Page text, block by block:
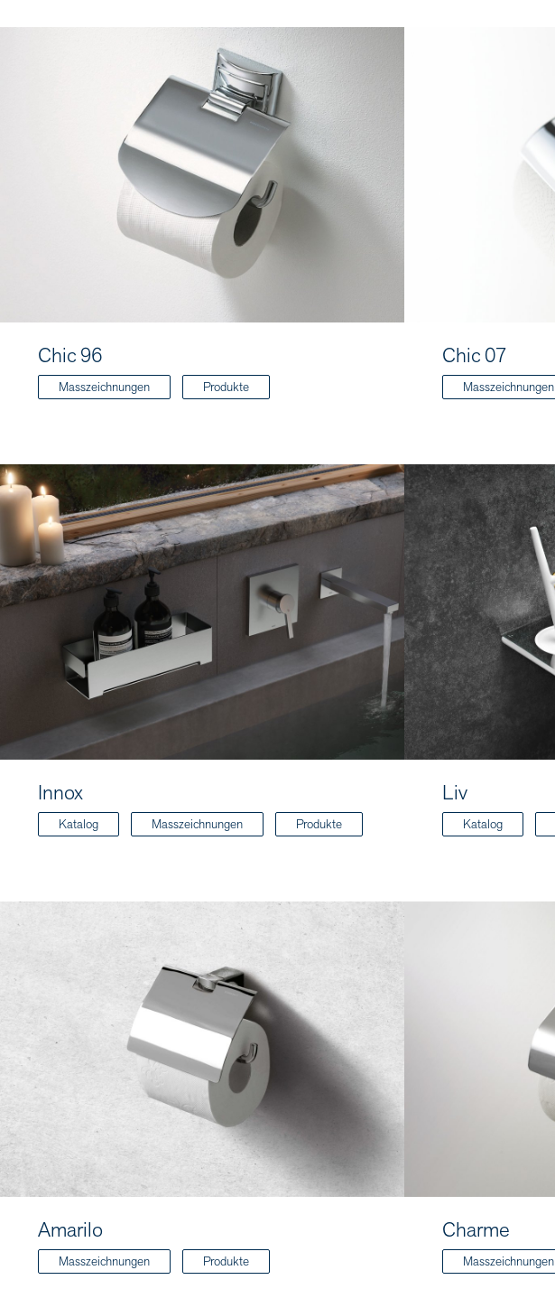
Chic 96
Masszeichnungen Produkte
Chic 07
Masszeichnungen
Innox
Katalog Masszeichnungen Produkte
Liv
Katalog
Amarilo
Masszeichnungen Produkte
Charme
Masszeichnungen